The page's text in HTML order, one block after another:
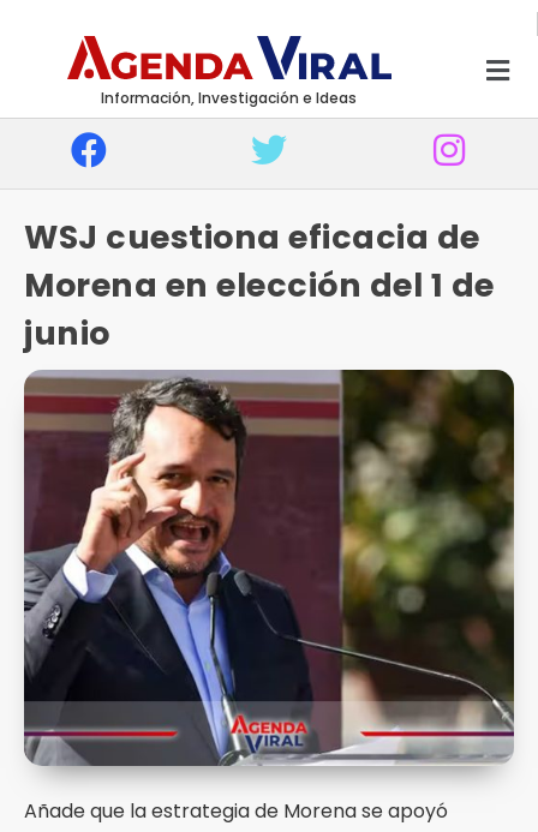
Información, Investigación e Ideas
WSJ cuestiona eficacia de
Morena en elección del 1 de
junio
Añade que la estrategia de Morena se apoyó